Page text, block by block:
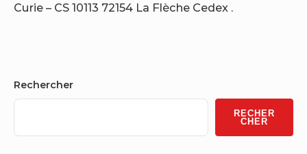
Curie – CS 10113 72154 La Flèche Cedex .
Sidebar
Widget
Area
Rechercher
RECHER
CHER